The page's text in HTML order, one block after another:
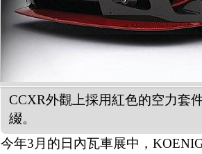
CCXR外觀上採用紅色的空力套
綴。
今年3月的日內瓦車展中，